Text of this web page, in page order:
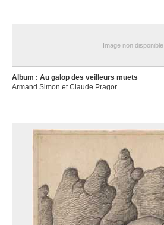
Image non disponible
Album : Au galop des veilleurs muets
Armand Simon et Claude Pragor